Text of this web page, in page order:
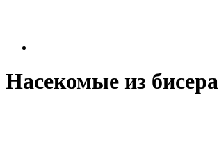
Насекомые из бисера